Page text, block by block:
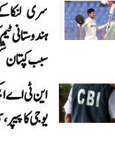
سری لنکا
ہندوستانی
سبب کپتان
این ٹی اے
یوجی کا